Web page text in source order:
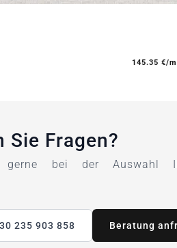
145.35 €/
Sie Fragen?
gerne bei der Auswahl
235 903 858 Beratung